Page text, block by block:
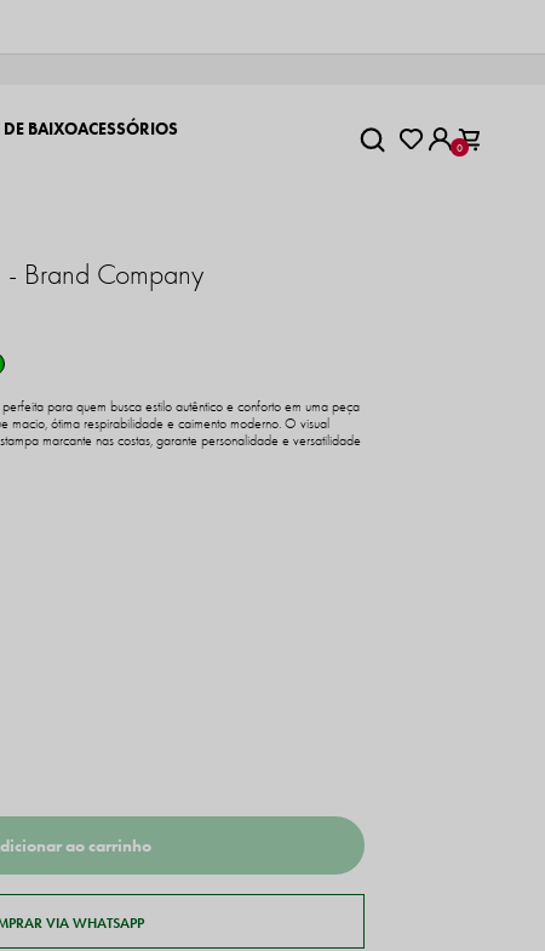
DE BAIXOACESSÓRIOS
0
Brand Company
para quem busca estilo autêntico e conforto em uma peça
macio, ótima respirabilidade e caimento moderno. O visual
marcante nas costas, garante personalidade e versatilidade